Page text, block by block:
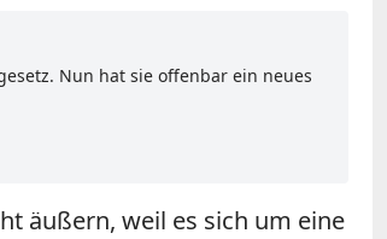
Nun hat sie offenbar ein neues
äußern, weil es sich um eine